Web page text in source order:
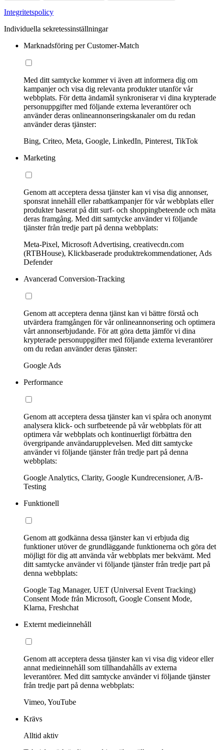
Integritetspolicy
Individuella sekretessinställningar
Marknadsföring per Customer-Match
Med ditt samtycke kommer vi även att informera dig om
kampanjer och visa dig relevanta produkter utanför vår
webbplats. För detta ändamål synkroniserar vi dina krypterade
personuppgifter med följande externa leverantörer och
använder deras onlineannonseringskanaler om du redan
använder deras tjänster:
Bing, Criteo, Meta, Google, LinkedIn, Pinterest, TikTok
Marketing
Genom att acceptera dessa tjänster kan vi visa dig annonser,
sponsrat innehåll eller rabattkampanjer för vår webbplats eller
produkter baserat på ditt surf- och shoppingbeteende och mäta
deras framgång. Med ditt samtycke använder vi följande
tjänster från tredje part på denna webbplats:
Meta-Pixel, Microsoft Advertising, creativecdn.com
(RTBHouse), Klickbaserade produktrekommendationer, Ads
Defender
Avancerad Conversion-Tracking
Genom att acceptera denna tjänst kan vi bättre förstå och
utvärdera framgången för vår onlineannonsering och optimera
vårt annonserbjudande. För att göra detta jämför vi dina
krypterade personuppgifter med följande externa leverantörer
om du redan använder deras tjänster:
Google Ads
Performance
Genom att acceptera dessa tjänster kan vi spåra och anonymt
analysera klick- och surfbeteende på vår webbplats för att
optimera vår webbplats och kontinuerligt förbättra den
övergripande användarupplevelsen. Med ditt samtycke
använder vi följande tjänster från tredje part på denna
webbplats:
Google Analytics, Clarity, Google Kundrecensioner, A/B-
Testing
Funktionell
Genom att godkänna dessa tjänster kan vi erbjuda dig
funktioner utöver de grundläggande funktionerna och göra det
möjligt för dig att använda vår webbplats mer bekvämt. Med
ditt samtycke använder vi följande tjänster från tredje part på
denna webbplats:
Google Tag Manager, UET (Universal Event Tracking)
Consent Mode från Microsoft, Google Consent Mode,
Klarna, Freshchat
Externt medieinnehåll
Genom att acceptera dessa tjänster kan vi visa dig videor eller
annat medieinnehåll som tillhandahålls av externa
leverantörer. Med ditt samtycke använder vi följande tjänster
från tredje part på denna webbplats:
Vimeo, YouTube
Krävs
Alltid aktiv